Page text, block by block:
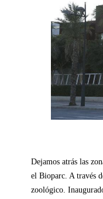
Dejamos atrás las
el Bioparc. A través
zoológico.